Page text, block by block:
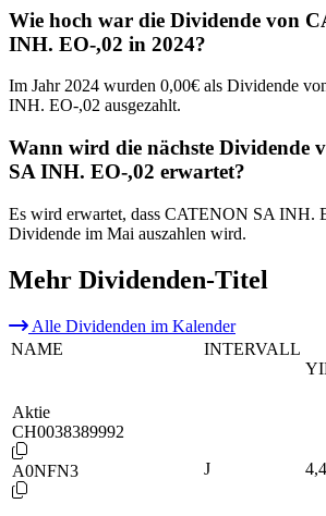
Wie hoch war die Dividende von
INH. EO-,02 in 2024?
Im Jahr 2024 wurden 0,00€ als Dividende
INH. EO-,02 ausgezahlt.
Wann wird die nächste Dividende
SA INH. EO-,02 erwartet?
Es wird erwartet, dass CATENON SA INH.
Dividende im Mai auszahlen wird.
Mehr Dividenden-Titel
Alle Dividenden im Kalender
NAME
INTERVALL
Aktie
CH0038389992
A0NFN3 J